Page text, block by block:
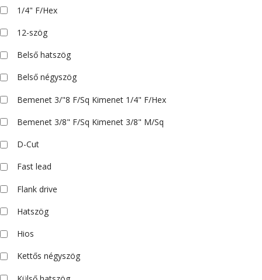
1/4" F/Hex
12-szög
Belső hatszög
Belső négyszög
Bemenet 3/"8 F/Sq Kimenet 1/4" F/Hex
Bemenet 3/8" F/Sq Kimenet 3/8" M/Sq
D-Cut
Fast lead
Flank drive
Hatszög
Hios
Kettős négyszög